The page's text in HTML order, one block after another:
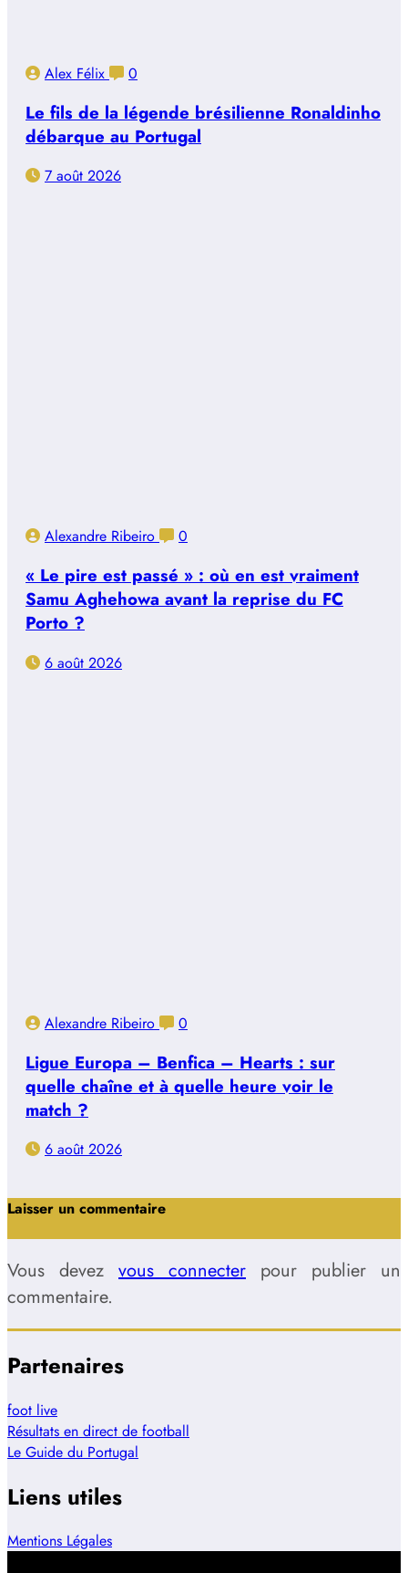
Alex Félix 0
Le fils de la légende brésilienne Ronaldinho
débarque au Portugal
7 août 2026
Alexandre Ribeiro 0
« Le pire est passé » : où en est vraiment
Samu Aghehowa avant la reprise du FC
Porto ?
6 août 2026
Alexandre Ribeiro 0
Ligue Europa – Benfica – Hearts : sur
quelle chaîne et à quelle heure voir le
match ?
6 août 2026
Laisser un commentaire
Vous devez vous connecter pour publier un
commentaire.
Partenaires
foot live
Résultats en direct de football
Le Guide du Portugal
Liens utiles
Mentions Légales